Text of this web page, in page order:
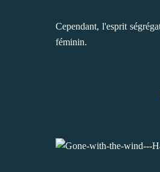
Cependant, l'esprit
féminin.